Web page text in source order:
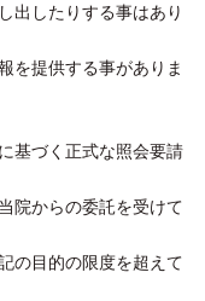
出したりする事はあり
を提供する事がありま
基づく正式な照会要請
院からの委託を受けて
の目的の限度を超えて